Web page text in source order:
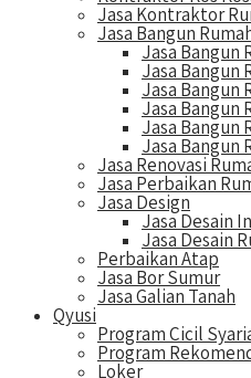
Jasa Kontraktor
Jasa Bangun
Jasa Bangun
Jasa Bangun
Jasa Bangun
Jasa Bangun
Jasa Bangun
Jasa Bangun
Jasa Renovasi
Jasa Perbaikan
Jasa Design
Jasa Desain
Jasa Desain
Perbaikan Atap
Jasa Bor Sumur
Jasa Galian Tanah
Qyusi
Program Cicil
Program
Loker